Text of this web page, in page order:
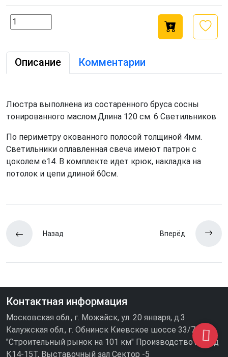
Описание Комментарии
Люстра выполнена из состаренного бруса сосны
тонированного маслом.Длина 120 см. 6 Светильников
По периметру окованного полосой толщиной 4мм.
Светильники оплавленная свеча имеют патрон с
цоколем е14. В комплекте идет крюк, накладка на
потолок и цепи длиной 60см.
Назад Вперёд
Контактная информация
Московская обл., г. Можайск, ул. 20 января, д.3
Калужская обл., г. Обнинск Киевское шоссе 33/7
"Строительный рынок на 101 км" Производство\склад
К14-15Т, Выставочный зал Сектор -5